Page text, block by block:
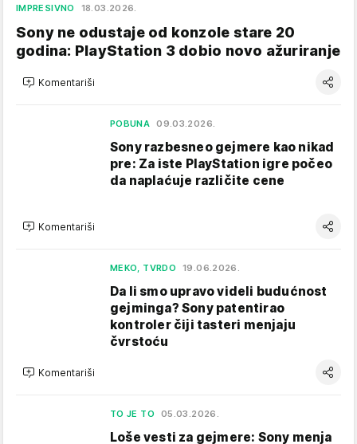
IMPRESIVNO 18.03.2026.
Sony ne odustaje od konzole stare 20
godina: PlayStation 3 dobio novo ažuriranje
Komentariši
POBUNA 09.03.2026.
Sony razbesneo gejmere kao nikad
pre: Za iste PlayStation igre počeo
da naplaćuje različite cene
Komentariši
MEKO, TVRDO 19.06.2026.
Da li smo upravo videli budućnost
gejminga? Sony patentirao
kontroler čiji tasteri menjaju
čvrstoću
Komentariši
TO JE TO 05.03.2026.
Loše vesti za gejmere: Sony menja